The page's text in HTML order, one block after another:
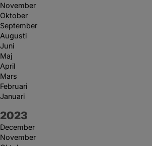
November
Oktober
September
Augusti
Juni
Maj
April
Mars
Februari
Januari
År:
2023
December
November